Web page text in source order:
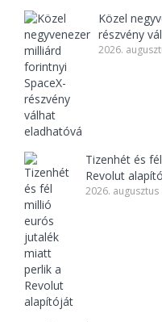
Közel
részvény
2026.
Tizenhét és
Revolut
2026. augusztus